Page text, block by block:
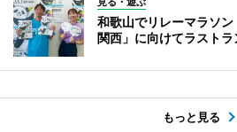
和歌山でリレーマラソ
関西」に向けてラストラ
もっと見る